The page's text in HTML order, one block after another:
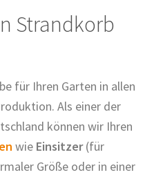
Strandkorb
für Ihren Garten in allen
Als einer der
können wir Ihren
wie Einsitzer(für
Größe oder in einer